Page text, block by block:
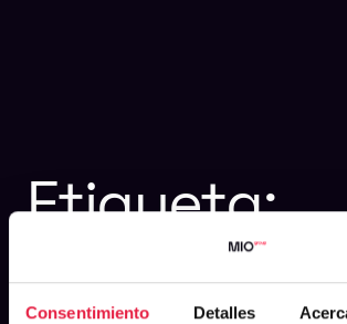
Consentimiento Detalles
Etiqueta:
marketing